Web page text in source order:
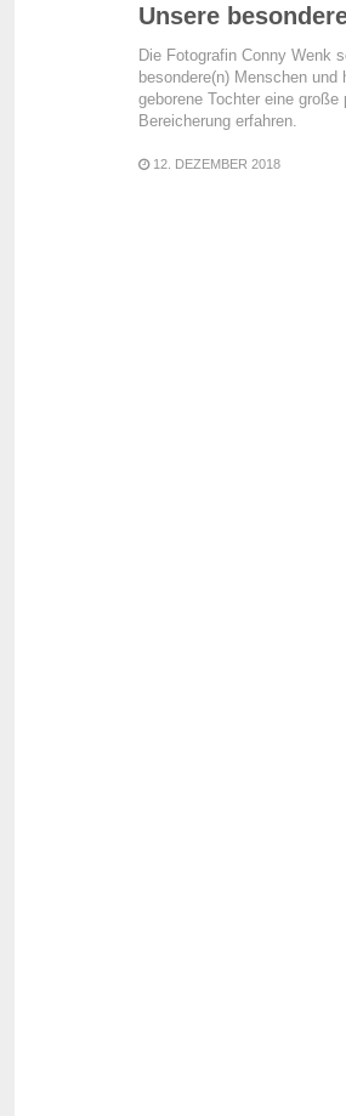
Unsere
Die Fotografin Conny Wenk
besondere(n) Menschen
geborene Tochter eine
Bereicherung erfahren.
12. DEZEMBER 2018